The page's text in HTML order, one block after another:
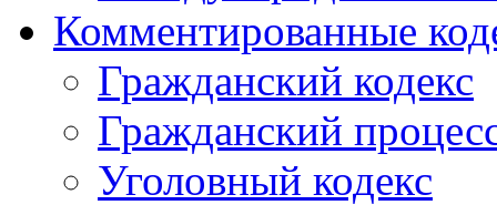
Комментированные
Гражданский кодекс
Гражданский
Уголовный кодекс